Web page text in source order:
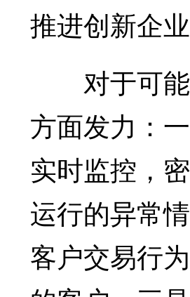
推进创新企
对于可能
方面发力：
实时监控，
运行的异常
客户交易行